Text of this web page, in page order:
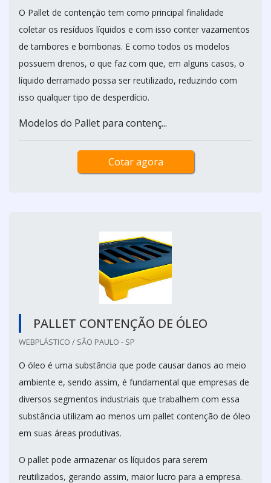
O Pallet de contenção tem como principal finalidade
coletar os resíduos líquidos e com isso conter vazamentos
de tambores e bombonas. E como todos os modelos
possuem drenos, o que faz com que, em alguns casos, o
líquido derramado possa ser reutilizado, reduzindo com
isso qualquer tipo de desperdício.
Modelos do Pallet para contenç...
Cotar agora
PALLET CONTENÇÃO DE ÓLEO
WEBPLÁSTICO / SÃO PAULO - SP
O óleo é uma substância que pode causar danos ao meio
ambiente e, sendo assim, é fundamental que empresas de
diversos segmentos industriais que trabalhem com essa
substância utilizam ao menos um pallet contenção de óleo
em suas áreas produtivas.
O pallet pode armazenar os líquidos para serem
reutilizados, gerando assim, maior lucro para a empresa.